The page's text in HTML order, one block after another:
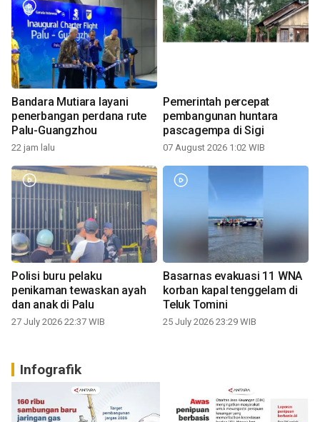
Bandara Mutiara layani
penerbangan perdana rute
Palu-Guangzhou
22 jam lalu
Pemerintah percepat
pembangunan huntara
pascagempa di Sigi
07 August 2026 1:02 WIB
Polisi buru pelaku
penikaman tewaskan ayah
dan anak di Palu
27 July 2026 22:37 WIB
Basarnas evakuasi 11 WNA
korban kapal tenggelam di
Teluk Tomini
25 July 2026 23:29 WIB
Infografik